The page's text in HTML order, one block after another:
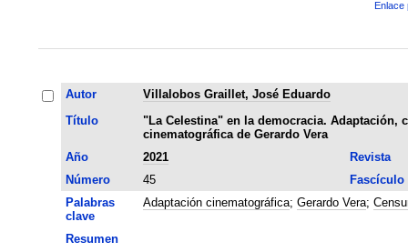
Enlace
Autor
Villalobos Graillet, José Eduardo
Título
"La Celestina" en la democracia. Adaptación,
cinematográfica de Gerardo Vera
Año
2021
Revista
Número
45
Fascículo
Palabras
clave
Adaptación cinematográfica; Gerardo Vera;
Resumen